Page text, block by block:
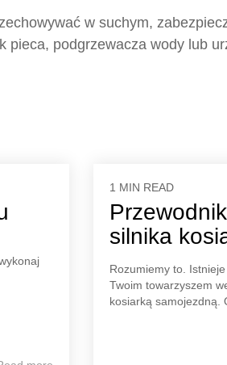
w suchym,
pieca, podgrzewacza wody lub
1 MIN READ
silnika
Rozumiemy to.
Twoim towarzyszem
kosiarką samojezdną.